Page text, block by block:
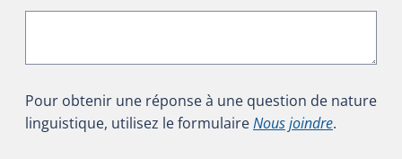
Pour obtenir une réponse à une question de nature
linguistique, utilisez le formulaireNous joindre.